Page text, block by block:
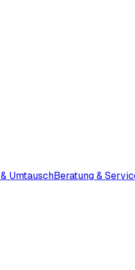
UmtauschBeratung &